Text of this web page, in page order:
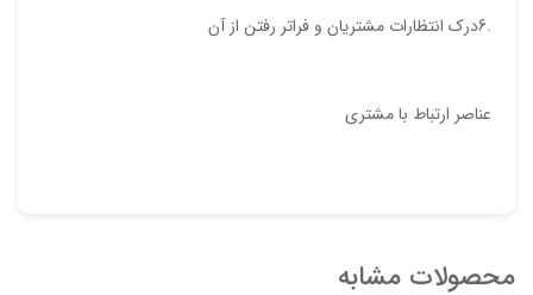
.6درك انتظارات مشتريان و فراتر رفتن از آن
عناصر ارتباط با مشتری
محصولات مشابه